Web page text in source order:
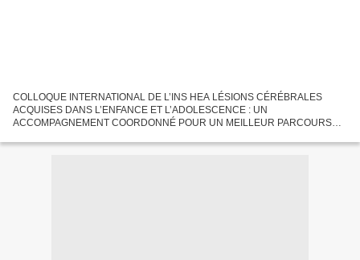
COLLOQUE INTERNATIONAL DE L’INS HEA LÉSIONS CÉRÉBRALES
ACQUISES DANS L’ENFANCE ET L’ADOLESCENCE : UN
ACCOMPAGNEMENT COORDONNÉ POUR UN MEILLEUR PARCOURS
d’établissement national de recherche et...